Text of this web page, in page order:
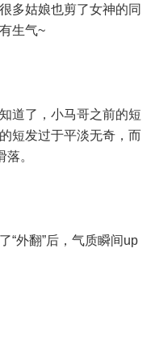
多姑娘也剪了女神的同
生气~
道了，小马哥之前的短
短发过于平淡无奇，而
。
“外翻”后，气质瞬间up